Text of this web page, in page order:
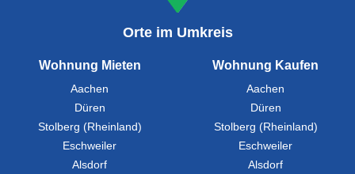
Orte im Umkreis
Wohnung Mieten
Aachen
Düren
Stolberg (Rheinland)
Eschweiler
Alsdorf
Wohnung Kaufen
Aachen
Düren
Stolberg (Rheinland)
Eschweiler
Alsdorf